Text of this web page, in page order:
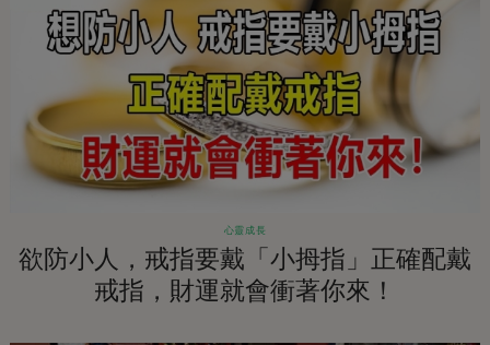
心靈成長
欲防小人，戒指要戴「小拇指」正確配戴
戒指，財運就會衝著你來！